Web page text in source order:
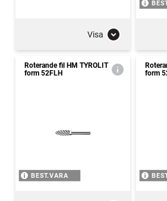
Visa
Roterande fil HM TYROLIT
form 52FLH
BEST.VARA
form